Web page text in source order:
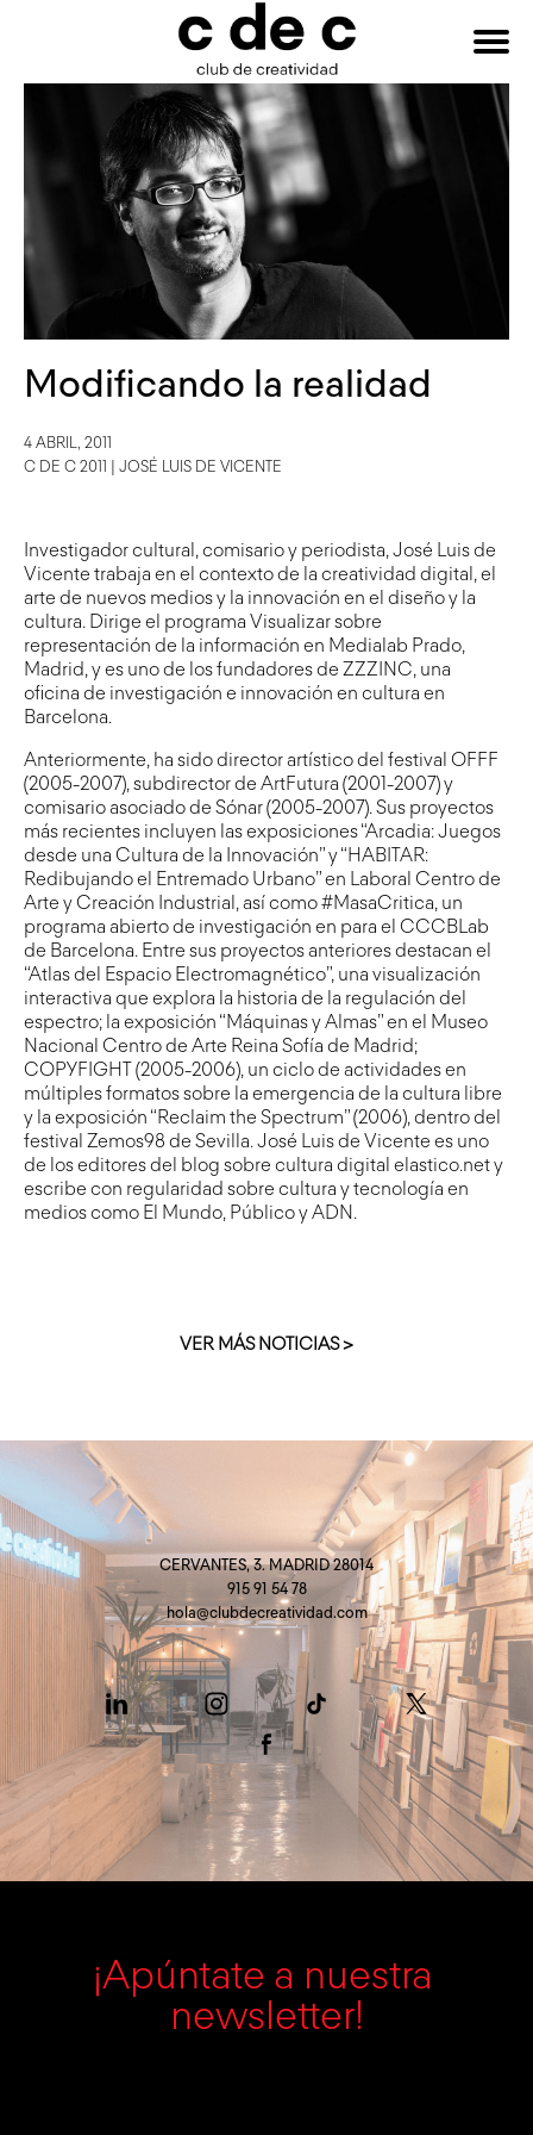
HAZTE
Modificando la realidad
4 ABRIL, 2011
C DE C 2011
JOSÉ LUIS DE VICENTE
Investigador cultural, comisario y periodista, José Luis de
Vicente trabaja en el contexto de la creatividad digital, el
arte de nuevos medios y la innovación en el diseño y la
cultura. Dirige el programa Visualizar sobre
representación de la información en Medialab Prado,
Madrid, y es uno de los fundadores de ZZZINC, una
oficina de investigación e innovación en cultura en
Barcelona.
Anteriormente, ha sido director artístico del festival OFFF
(2005-2007), subdirector de ArtFutura (2001-2007) y
comisario asociado de Sónar (2005-2007). Sus proyectos
más recientes incluyen las exposiciones “Arcadia: Juegos
desde una Cultura de la Innovación” y “HABITAR:
Redibujando el Entremado Urbano” en Laboral Centro de
Arte y Creación Industrial, así como #MasaCritica, un
programa abierto de investigación en para el CCCBLab
de Barcelona. Entre sus proyectos anteriores destacan el
“Atlas del Espacio Electromagnético”, una visualización
interactiva que explora la historia de la regulación del
espectro; la exposición “Máquinas y Almas” en el Museo
Nacional Centro de Arte Reina Sofía de Madrid;
COPYFIGHT (2005-2006), un ciclo de actividades en
múltiples formatos sobre la emergencia de la cultura libre
y la exposición “Reclaim the Spectrum” (2006), dentro del
festival Zemos98 de Sevilla. José Luis de Vicente es uno
de los editores del blog sobre cultura digital elastico.net y
escribe con regularidad sobre cultura y tecnología en
medios como El Mundo, Público y ADN.
VER MÁS NOTICIAS >
CERVANTES, 3. MADRID 28014
915 91 54 78
hola@clubdecreatividad.com
¡Apúntate a nuestra
newsletter!